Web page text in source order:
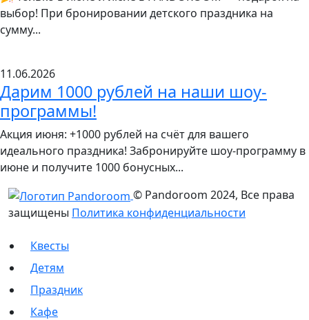
выбор! При бронировании детского праздника на
сумму...
11.06.2026
Дарим 1000 рублей на наши шоу-
программы!
Акция июня: +1000 рублей на счёт для вашего
идеального праздника! Забронируйте шоу-программу в
июне и получите 1000 бонусных...
© Pandoroom 2024, Все права
защищены Политика конфиденциальности
Квесты
Детям
Праздник
Кафе